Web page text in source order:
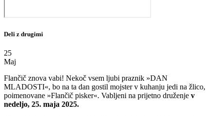
Deli z drugimi
25
Maj
Flančič znova vabi! Nekoč vsem ljubi praznik »DAN
MLADOSTI«, bo na ta dan gostil mojster v kuhanju jedi na žlico,
poimenovane »Flančič pisker«. Vabljeni na prijetno druženje v
nedeljo, 25. maja 2025.